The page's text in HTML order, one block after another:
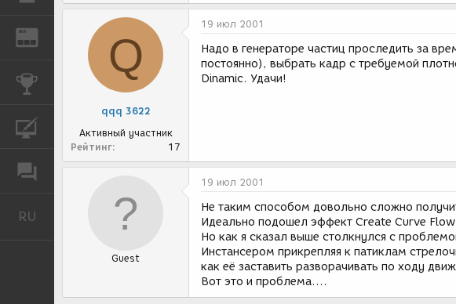
REN ЖУРНАЛ
КОНКУРСЫ
RU
Q
qqq 3622
Активный участник
Рейтинг
17
19 июл 2001
Надо в генераторе частиц проследить за
постоянно), выбрать кадр с требуемой
Dinamic. Удачи!
Guest
19 июл 2001
Не таким способом довольно сложно
Идеально подошел эффект Create Curve Flow
Но как я сказал выше столкнулся с
Инстансером прикрепляя к патиклам
как её заставить разворачивать по ходу
Вот это и проблема....